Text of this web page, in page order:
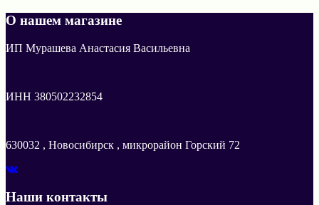
О нашем магазине
ИП Мурашева Анастасия Васильевна
ИНН 380502232854
630032 , Новосибирск , микрорайон Горский 72
Наши контакты